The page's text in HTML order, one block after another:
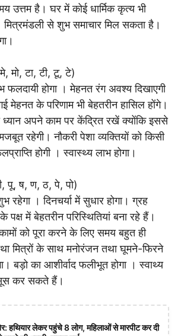
उत्तम है। घर में कोई धार्मिक कृत्य भी
से शुभ समाचार मिल सकता है।
मो, टा, टी, टू, टे)
होगा । मेहनत रंग अवश्य दिखाएगी
मेहनत के परिणाम भी बेहतरीन हासिल होंगे।
अपने काम पर केंद्रित रखें क्योंकि इससे
रहेगी। नौकरी पेशा व्यक्तियों को किसी
होगी । स्वास्थ्य लाभ होगा।
पू, ष, ण, ठ, पे, पो)
। दिनचर्या में सुधार होगा। ग्रह
में बेहतरीन परिस्थितियां बना रहे हैं।
को पूरा करने के लिए समय बहुत ही
मित्रों के साथ मनोरंजन तथा घूमने-फिरने
बड़ो का आशीर्वाद फलीभूत होगा । स्वाथ्य
कर सकते हैं।
हथियार लेकर पहुंचे 8 लोग, महिलाओं से मारपीट कर दी